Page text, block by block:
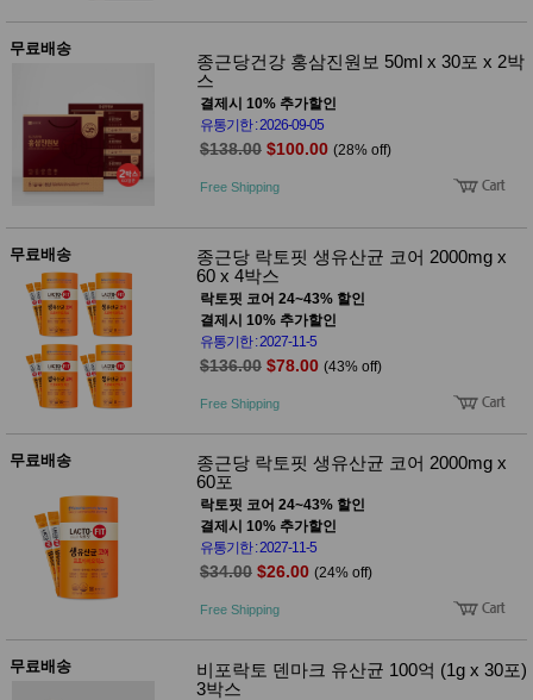
가방/지
갑/케이
세탁세
제
일상 돋
보기
품
생활/욕
실/청소
용품
WALL
DECO
Pet
Supplies
공연/행
무료배송
종근당건강 홍삼진원보 50ml x 30포 x 2박
스
결제시 10% 추가할인
유통기한 : 2026-09-05
$138.00 $100.00 (28% off)
Free Shipping
무료배송
종근당 락토핏 생유산균 코어 2000mg x
60 x 4박스
락토핏 코어 24~43% 할인
결제시 10% 추가할인
유통기한 : 2027-11-5
$136.00 $78.00 (43% off)
Free Shipping
무료배송
종근당 락토핏 생유산균 코어 2000mg x
60포
락토핏 코어 24~43% 할인
결제시 10% 추가할인
유통기한 : 2027-11-5
$34.00 $26.00 (24% off)
Free Shipping
무료배송
비포락토 덴마크 유산균 100억 (1g x 30포)
3박스